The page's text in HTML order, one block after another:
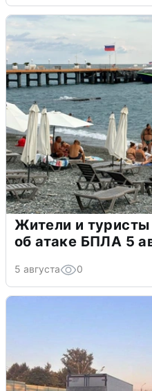
Жители и
об атаке БПЛА 5
5 августа 0